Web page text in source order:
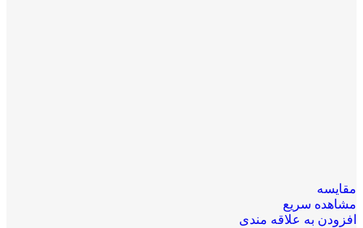
مقایسه
مشاهده سریع
افزودن به علاقه مندی